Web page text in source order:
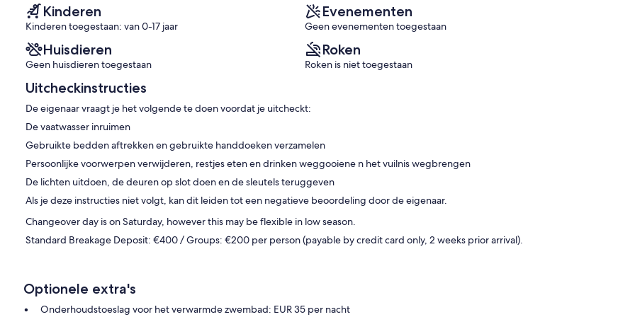
u een reservering maakt, zodat wij kunnen bevestigen of de
voedselmanden (tegen meerkosten) van tevoren worden
altijd tussen 5°C en 8°C hoger zijn dan zonder verwarming.
de locatie van het pand. Desondanks kunnen we u graag
Kinderen
Kinderen toegestaan: van 0-17 jaar
Evenementen
Geen evenementen toegestaan
Huisdieren
Geen huisdieren toegestaan
Roken
Roken is niet toegestaan
Uitcheckinstructies
De eigenaar vraagt je het volgende te doen voordat je uitcheckt:
De vaatwasser inruimen
Gebruikte bedden aftrekken en gebruikte handdoeken verzamelen
Persoonlijke voorwerpen verwijderen, restjes eten en drinken weggooiene n het vuilnis wegbrengen
De lichten uitdoen, de deuren op slot doen en de sleutels teruggeven
Als je deze instructies niet volgt, kan dit leiden tot een negatieve beoordeling door de eigenaar.
Changeover day is on Saturday, however this may be flexible in low season.
Standard Breakage Deposit: €400 / Groups: €200 per person (payable by credit card only, 2 weeks prior arrival).
Optionele extra's
Onderhoudstoeslag voor het verwarmde zwembad: EUR 35 per nacht